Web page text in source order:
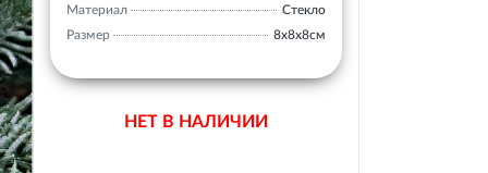
Материал
Стекло
Размер
8х8х8см
НЕТ В НАЛИЧИИ